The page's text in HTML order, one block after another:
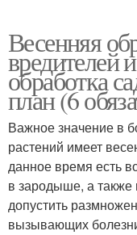
Весенняя
вредителей
план (6
Важное значение в
растений имеет
данное время есть
в зародыше, а
допустить
вызывающих